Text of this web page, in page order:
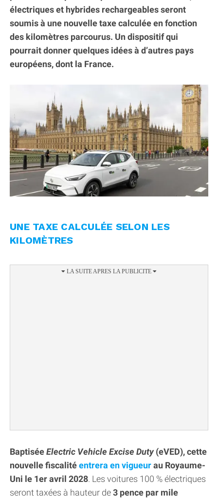
électriques et hybrides rechargeables seront
soumis à une nouvelle taxe calculée en fonction
des kilomètres parcourus. Un dispositif qui
pourrait donner quelques idées à d’autres pays
européens, dont la France.
UNE TAXE CALCULÉE SELON LES
KILOMÈTRES
BaptiséeElectric Vehicle Excise Duty(eVED), cette
nouvelle fiscalitéentrera en vigueurau Royaume-
Uni le 1er avril 2028. Les voitures 100 % électriques
seront taxées à hauteur de3 pence par mile